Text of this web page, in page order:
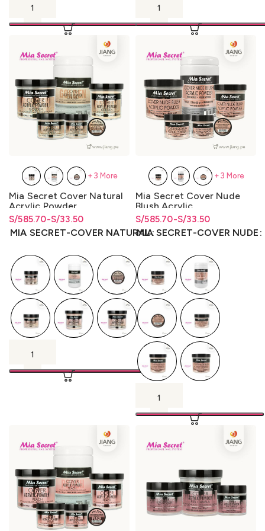
Mia Secret Cover Natural
Acrylic Powder
S/33.50
-
S/585.70
Rango de precios: desde
S/33.50 hasta S/585.70
Rango de precios: desde
S/33.50hastaS/585.70
MIA SECRET-COVER NATURAL
+3 More
Mia Secret Cover Nude
Blush Acrylic
S/33.50
-
S/585.70
Rango de precios: desde
S/33.50 hasta S/585.70
Rango de precios: desde
S/33.50hastaS/585.70
MIA SECRET-COVER NUDE
+3 More